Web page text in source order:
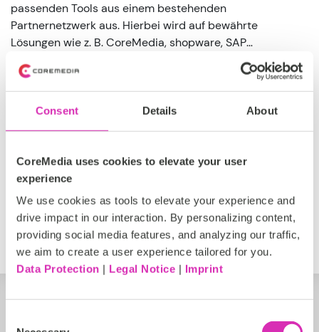
Consent Details About
CoreMedia uses cookies to elevate your user
experience
We use cookies as tools to elevate your experience and
drive impact in our interaction. By personalizing content,
providing social media features, and analyzing our traffic,
we aim to create a user experience tailored for you.
Data Protection | Legal Notice | Imprint
passenden Tools aus einem bestehenden
Partnernetzwerk aus. Hierbei wird auf bewährte
Lösungen wie z. B. CoreMedia, shopware, SAP
CX und CELUM gesetzt. Zusätzliche Leistungen wie
Hosting und Betrieb sowie ein engagierter Customer
Service runden das Angebot ab. Die Auseinandersetzung
mit dem Unternehmen, der Marke und deren
Wahrnehmung im Markt bilden den Grundstein für die
Handelskunden wie Vorwerk, Breuninger, Triumph und
Grohe.
https://www.communicode.de/